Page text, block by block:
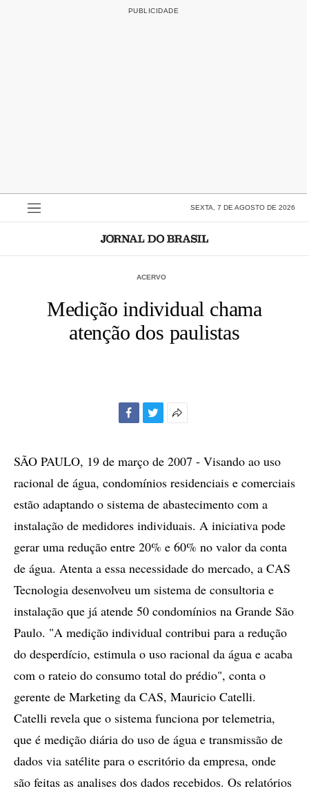
SEXTA, 7 DE AGOSTO DE 2026
ACERVO
Medição individual chama
atenção dos paulistas
compartilhamento
SÃO PAULO, 19 de março de 2007 - Visando ao uso
racional de água, condomínios residenciais e comerciais
estão adaptando o sistema de abastecimento com a
instalação de medidores individuais. A iniciativa pode
gerar uma redução entre 20% e 60% no valor da conta
de água. Atenta a essa necessidade do mercado, a CAS
Tecnologia desenvolveu um sistema de consultoria e
instalação que já atende 50 condomínios na Grande São
Paulo. "A medição individual contribui para a redução
do desperdício, estimula o uso racional da água e acaba
com o rateio do consumo total do prédio", conta o
gerente de Marketing da CAS, Mauricio Catelli.
Catelli revela que o sistema funciona por telemetria,
que é medição diária do uso de água e transmissão de
dados via satélite para o escritório da empresa, onde
são feitas as analises dos dados recebidos. Os relatórios